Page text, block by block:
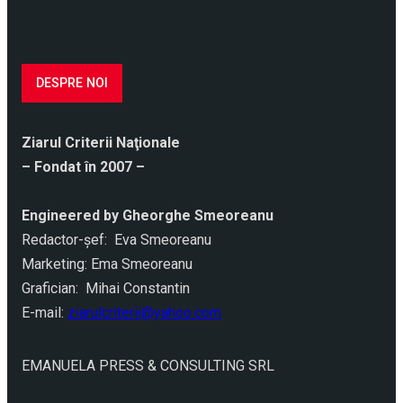
DESPRE NOI
Ziarul Criterii Naţionale
– Fondat în 2007 –
Engineered by Gheorghe Smeoreanu
Redactor-şef: Eva Smeoreanu
Marketing: Ema Smeoreanu
Grafician: Mihai Constantin
E-mail: ziarulcriterii@yahoo.com
EMANUELA PRESS & CONSULTING SRL